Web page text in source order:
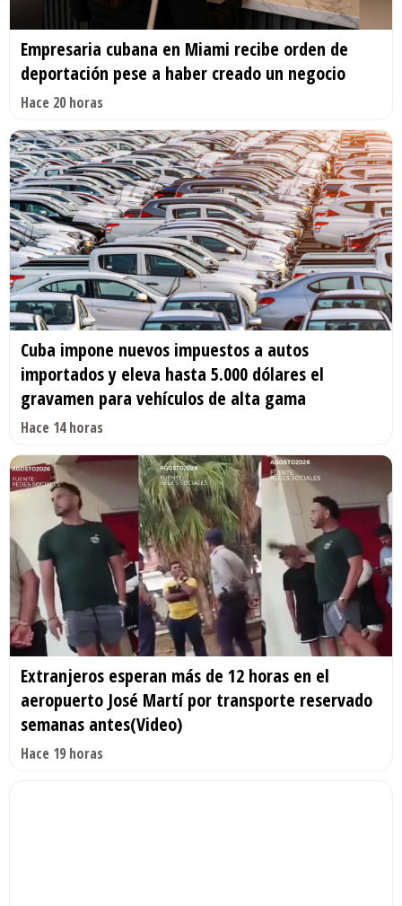
Empresaria cubana en Miami recibe orden de
deportación pese a haber creado un negocio
Hace 20 horas
Cuba impone nuevos impuestos a autos
importados y eleva hasta 5.000 dólares el
gravamen para vehículos de alta gama
Hace 14 horas
Extranjeros esperan más de 12 horas en el
aeropuerto José Martí por transporte reservado
semanas antes(Video)
Hace 19 horas